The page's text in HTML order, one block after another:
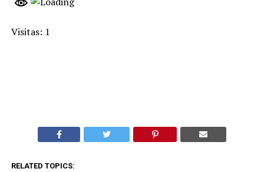
Visitas: 1
RELATED TOPICS: